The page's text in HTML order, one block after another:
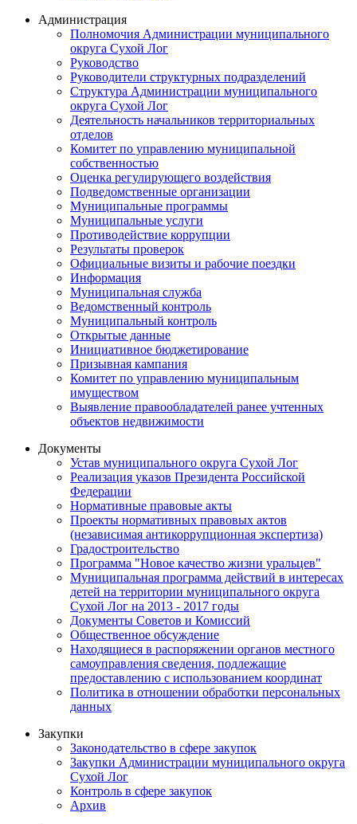
Администрация
Полномочия Администрации муниципального
округа Сухой Лог
Руководство
Руководители структурных подразделений
Структура Администрации муниципального
округа Сухой Лог
Деятельность начальников территориальных
отделов
Комитет по управлению муниципальной
собственностью
Оценка регулирующего воздействия
Подведомственные организации
Муниципальные программы
Муниципальные услуги
Противодействие коррупции
Результаты проверок
Официальные визиты и рабочие поездки
Информация
Муниципальная служба
Ведомственный контроль
Муниципальный контроль
Открытые данные
Инициативное бюджетирование
Призывная кампания
Комитет по управлению муниципальным
имуществом
Выявление правообладателей ранее учтенных
объектов недвижимости
Документы
Устав муниципального округа Сухой Лог
Реализация указов Президента Российской
Федерации
Нормативные правовые акты
Проекты нормативных правовых актов
(независимая антикоррупционная экспертиза)
Градостроительство
Программа "Новое качество жизни уральцев"
Муниципальная программа действий в интересах
детей на территории муниципального округа
Сухой Лог на 2013 - 2017 годы
Документы Советов и Комиссий
Общественное обсуждение
Находящиеся в распоряжении органов местного
самоуправления сведения, подлежащие
предоставлению с использованием координат
Политика в отношении обработки персональных
данных
Закупки
Законодательство в сфере закупок
Закупки Администрации муниципального округа
Сухой Лог
Контроль в сфере закупок
Архив